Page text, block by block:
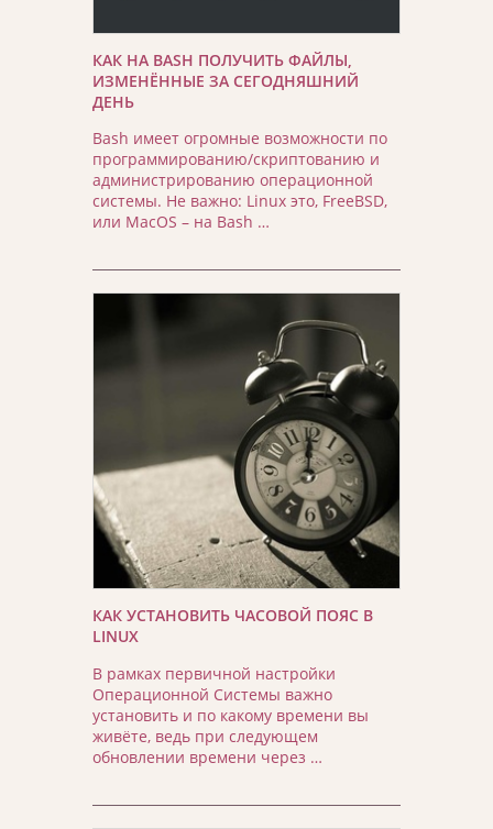
КАК НА BASH ПОЛУЧИТЬ ФАЙЛЫ,
ИЗМЕНЁННЫЕ ЗА СЕГОДНЯШНИЙ
ДЕНЬ
Bash имеет огромные возможности по
программированию/скриптованию и
администрированию операционной
системы. Не важно: Linux это, FreeBSD,
или MacOS – на Bash …
КАК УСТАНОВИТЬ ЧАСОВОЙ ПОЯС В
LINUX
В рамках первичной настройки
Операционной Системы важно
установить и по какому времени вы
живёте, ведь при следующем
обновлении времени через …